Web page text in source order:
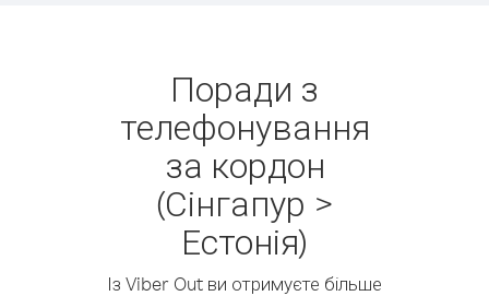
Поради з
телефонування
за кордон
(Сінгапур >
Естонія)
Із Viber Out ви отримуєте більше